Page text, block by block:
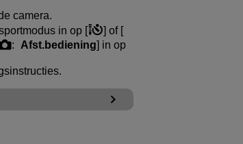
camera.
in op [
] of [
: Afst.bediening] in op